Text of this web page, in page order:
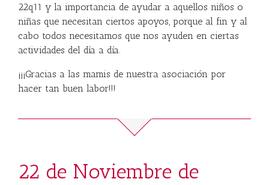
22q11 y la importancia de ayudar a aquellos niños o
niñas que necesitan ciertos apoyos, porque al fin y al
cabo todos necesitamos que nos ayuden en ciertas
actividades del día a día.
¡¡¡Gracias a las mamis de nuestra asociación por
hacer tan buen labor!!!
22 de Noviembre de